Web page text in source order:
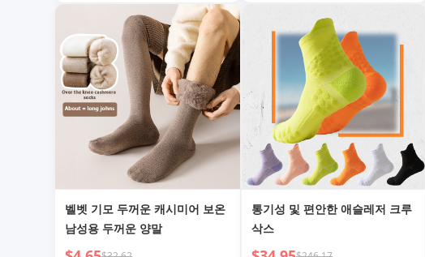
벨벳 기모 두꺼운 캐시미어 보온
남성용 두꺼운 양말
통기성 및 편안한 애슬레저 크루
삭스